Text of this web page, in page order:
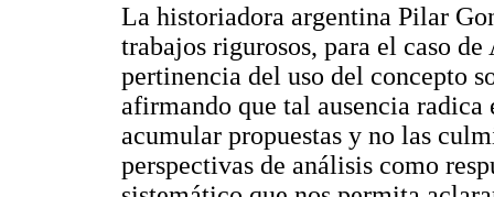
La historiadora argentina Pilar
trabajos rigurosos, para el caso
pertinencia del uso del concepto
afirmando que tal ausencia radica
acumular propuestas y no las
perspectivas de análisis como